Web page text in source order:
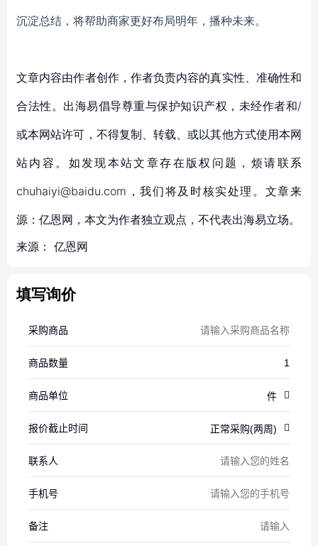
沉淀总结，将帮助商家更好布局明年，播种未来。
文章内容由作者创作，作者负责内容的真实性、准确性和
合法性。出海易倡导尊重与保护知识产权，未经作者和/
或本网站许可，不得复制、转载、或以其他方式使用本网
站内容。如发现本站文章存在版权问题，烦请联系
chuhaiyi@baidu.com，我们将及时核实处理。文章来
源：亿恩网，本文为作者独立观点，不代表出海易立场。
来源： 亿恩网
填写询价